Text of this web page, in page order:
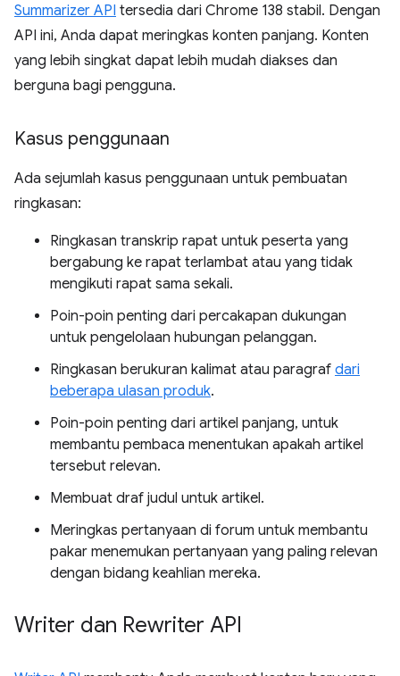
Summarizer API tersedia dari Chrome 138 stabil. Dengan
API ini, Anda dapat meringkas konten panjang. Konten
yang lebih singkat dapat lebih mudah diakses dan
berguna bagi pengguna.
Kasus penggunaan
Ada sejumlah kasus penggunaan untuk pembuatan
ringkasan:
Ringkasan transkrip rapat untuk peserta yang
bergabung ke rapat terlambat atau yang tidak
mengikuti rapat sama sekali.
Poin-poin penting dari percakapan dukungan
untuk pengelolaan hubungan pelanggan.
Ringkasan berukuran kalimat atau paragraf dari
beberapa ulasan produk.
Poin-poin penting dari artikel panjang, untuk
membantu pembaca menentukan apakah artikel
tersebut relevan.
Membuat draf judul untuk artikel.
Meringkas pertanyaan di forum untuk membantu
pakar menemukan pertanyaan yang paling relevan
dengan bidang keahlian mereka.
Writer dan Rewriter API